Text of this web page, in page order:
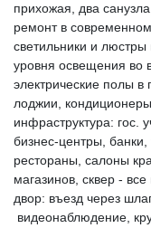
прихожая, два
ремонт в
светильники и
уровня освещения во
электрические полы в
лоджии,
инфраструктура: гос.
бизнес-центры, банки,
рестораны, салоны
магазинов, сквер -
двор: въезд через
видеонаблюдение,